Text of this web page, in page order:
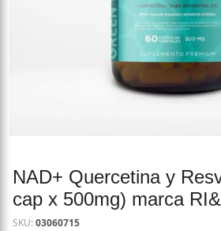
NAD+ Quercetina y
cap x 500mg) marca
SKU:03060715